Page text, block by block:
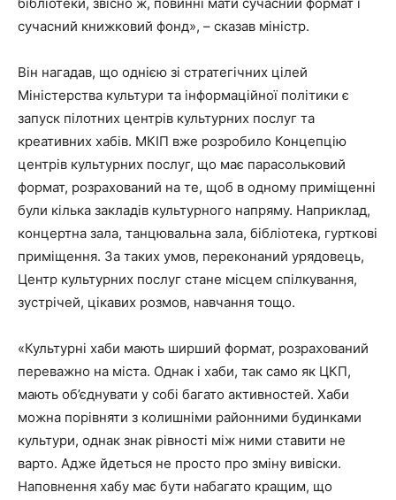
сучасний книжковий фонд», – сказав міністр.
Він нагадав, що однією зі стратегічних цілей
Міністерства культури та інформаційної політики є
запуск пілотних центрів культурних послуг та
креативних хабів. МКІП вже розробило Концепцію
центрів культурних послуг, що має парасольковий
формат, розрахований на те, щоб в одному приміщенні
були кілька закладів культурного напряму. Наприклад,
концертна зала, танцювальна зала, бібліотека, гурткові
приміщення. За таких умов, переконаний урядовець,
Центр культурних послуг стане місцем спілкування,
зустрічей, цікавих розмов, навчання тощо.
«Культурні хаби мають ширший формат, розрахований
переважно на міста. Однак і хаби, так само як ЦКП,
мають об’єднувати у собі багато активностей. Хаби
можна порівняти з колишніми районними будинками
культури, однак знак рівності між ними ставити не
варто. Адже йдеться не просто про зміну вивіски.
Наповнення хабу має бути набагато кращим, що